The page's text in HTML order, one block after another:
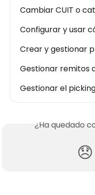
Cambiar CUIT o
Configurar y usar
Crear y gestionar
Gestionar remitos
Gestionar el
¿Ha quedado
😞